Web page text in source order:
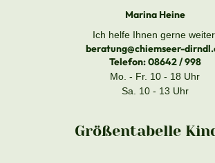
Marina Heine
Ich helfe Ihnen gerne
beratung@chiemseer-
Telefon:08642 / 998
Mo. - Fr. 10 - 18 Uhr
Sa. 10 - 13 Uhr
Größentabelle